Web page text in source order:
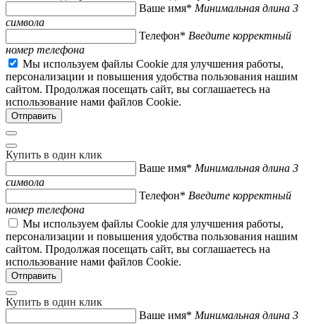
Ваше имя* Минимальная длина 3
символа
Телефон* Введите корректный
номер телефона
Мы используем файлы Cookie для улучшения работы,
персонализации и повышения удобства пользования нашим
сайтом. Продолжая посещать сайт, вы соглашаетесь на
использование нами файлов Cookie.
Купить в один клик
Ваше имя* Минимальная длина 3
символа
Телефон* Введите корректный
номер телефона
Мы используем файлы Cookie для улучшения работы,
персонализации и повышения удобства пользования нашим
сайтом. Продолжая посещать сайт, вы соглашаетесь на
использование нами файлов Cookie.
Купить в один клик
Ваше имя* Минимальная длина 3